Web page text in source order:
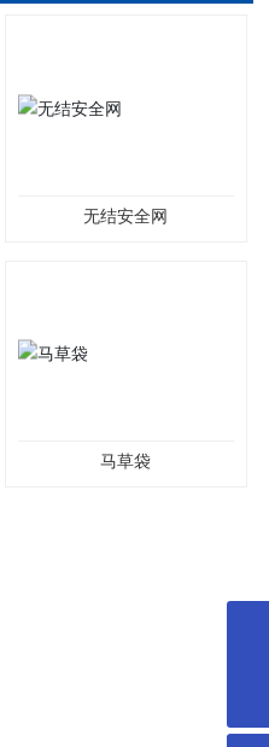
无结安全网
马草袋